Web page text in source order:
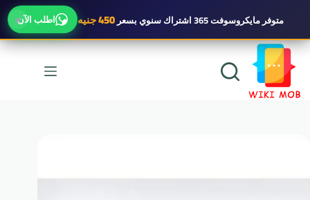
× متوفرمايكروسوفت 365 اشتراك سنوي بسعر450 جنيه اطلب الآن
التجاوز
المحتوى